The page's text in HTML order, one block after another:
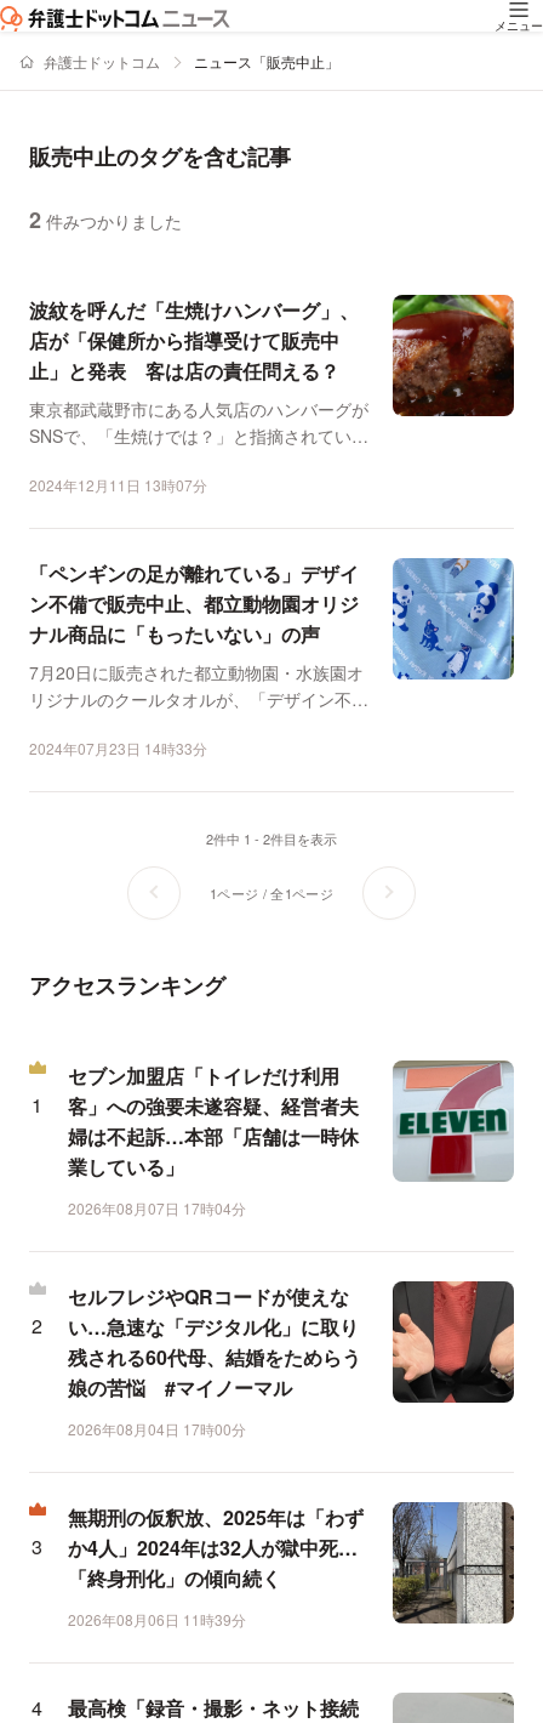
メニュー
弁護士ドットコム ニュース「販売中止」
販売中止のタグを含む記事
2 件みつかりました
波紋を呼んだ「生焼けハンバーグ」、
店が「保健所から指導受けて販売中
止」と発表 客は店の責任問える？
東京都武蔵野市にある人気店のハンバーグが
SNSで、「生焼けでは？」と指摘されていま
2024年12月11日 13時07分
「ペンギンの足が離れている」デザイ
ン不備で販売中止、都立動物園オリジ
ナル商品に「もったいない」の声
7月20日に販売された都立動物園・水族園オ
リジナルのクールタオルが、「デザイン不
2024年07月23日 14時33分
2件中 1 - 2件目を表示
1ページ / 全1ページ
アクセスランキング
セブン加盟店「トイレだけ利用
客」への強要未遂容疑、経営者夫
婦は不起訴…本部「店舗は一時休
業している」
2026年08月07日 17時04分
セルフレジやQRコードが使えな
い…急速な「デジタル化」に取り
残される60代母、結婚をためらう
娘の苦悩 #マイノーマル
2026年08月04日 17時00分
無期刑の仮釈放、2025年は「わず
か4人」2024年は32人が獄中死…
「終身刑化」の傾向続く
2026年08月06日 11時39分
最高検「録音・撮影・ネット接続